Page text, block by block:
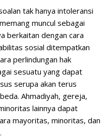
tak hanya intoleransi
muncul sebagai
berkaitan dengan cara
sosial ditempatkan
perlindungan hak
sesuatu yang dapat
serupa akan terus
Ahmadiyah, gereja,
lainnya dapat
mayoritas, minoritas, dan